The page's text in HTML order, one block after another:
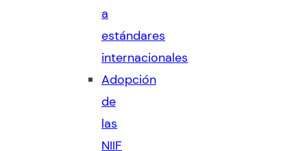
a
estándares
internacionales
Adopción
de
las
NIIF